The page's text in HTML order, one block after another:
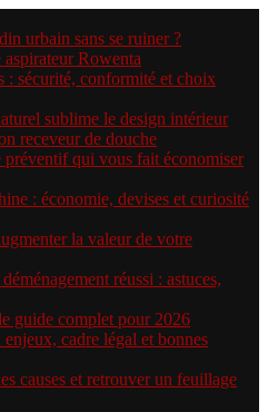
urbain sans se ruiner ?
Rowenta
: sécurité, conformité et choix
sublime le design intérieur
receveur de douche
préventif qui vous fait économiser
: économie, devises et curiosité
la valeur de votre
réussi : astuces,
guide complet pour 2026
cadre légal et bonnes
causes et retrouver un feuillage